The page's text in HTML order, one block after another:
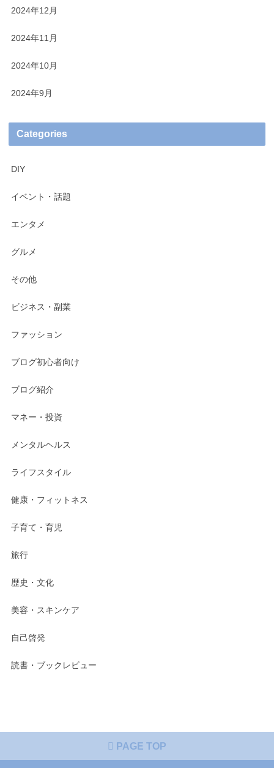
2024年12月
2024年11月
2024年10月
2024年9月
Categories
DIY
イベント・話題
エンタメ
グルメ
その他
ビジネス・副業
ファッション
ブログ初心者向け
ブログ紹介
マネー・投資
メンタルヘルス
ライフスタイル
健康・フィットネス
子育て・育児
旅行
歴史・文化
美容・スキンケア
自己啓発
読書・ブックレビュー
PAGE TOP